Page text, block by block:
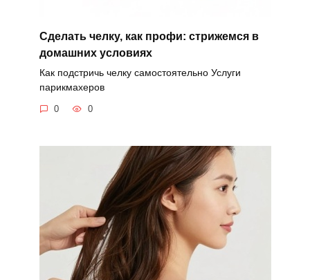
Сделать челку, как профи: стрижемся в
домашних условиях
Как подстричь челку самостоятельно Услуги
парикмахеров
0 0